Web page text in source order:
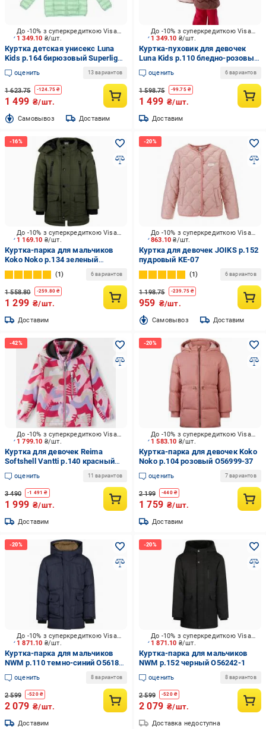
1 349.10 ₴/шт.
До -10% з суперкредиткою Visa Вигода
Куртка детская унисекс Luna
Kids р.164 бирюзовый Superlight
JKT
оценить 13 вариантов
1 623.75 -124.75 ₴
1 499 ₴/шт.
Cамовывоз Доставим
1 349.10 ₴/шт.
До -10% з суперкредиткою Visa Вигода
Куртка-пуховик для девочек
Luna Kids р.110 бледно-розовый
NCYAJ49779A 01
оценить 6 вариантов
1 598.75 -99.75₴
1 499 ₴/шт.
Доставим
1 169.10 ₴/шт.
До -10% з суперкредиткою Visa Вигода
Куртка-парка для мальчиков
Koko Noko р.134 зеленый
Q52815-37
1 6 вариантов
1 558.80 -259.80 ₴
1 299 ₴/шт.
Доставим
863.10₴/шт.
До -10% з суперкредиткою Visa Вигода
Куртка для девочек JOIKS р.152
пудровый KE-07
1 6 вариантов
1 198.75 -239.75₴
959 ₴/шт.
Cамовывоз Доставим
1 799.10 ₴/шт.
До -10% з суперкредиткою Visa Вигода
Куртка для девочек Reima
Softshell Vantti р.140 красный
5100009B-3612
оценить 11 вариантов
3 490 -1 491 ₴
1 999 ₴/шт.
Доставим
1 583.10 ₴/шт.
До -10% з суперкредиткою Visa Вигода
Куртка-парка для девочек Koko
Noko р.104 розовый O56999-37
оценить 7 вариантов
2 199 -440₴
1 759 ₴/шт.
Доставим
1 871.10 ₴/шт.
До -10% з суперкредиткою Visa Вигода
Куртка-парка для мальчиков
NWM р.110 темно-синий O56189-
1
оценить 8 вариантов
2 599 -520₴
2 079 ₴/шт.
Доставим
1 871.10 ₴/шт.
До -10% з суперкредиткою Visa Вигода
Куртка-парка для мальчиков
NWM р.152 черный O56242-1
оценить 8 вариантов
2 599 -520₴
2 079 ₴/шт.
Доставка недоступна